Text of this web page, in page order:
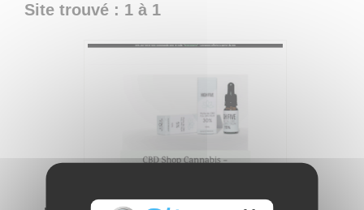
Site trouvé : 1 à 1